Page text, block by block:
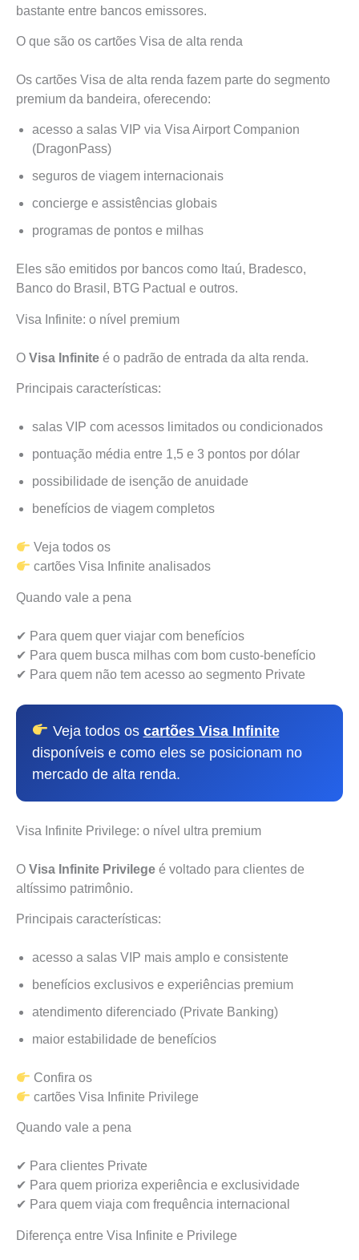
bastante entre bancos emissores.
O que são os cartões Visa de alta renda
Os cartões Visa de alta renda fazem parte do segmento
premium da bandeira, oferecendo:
acesso a salas VIP via Visa Airport Companion
(DragonPass)
seguros de viagem internacionais
concierge e assistências globais
programas de pontos e milhas
Eles são emitidos por bancos como Itaú, Bradesco,
Banco do Brasil, BTG Pactual e outros.
Visa Infinite: o nível premium
O Visa Infinite é o padrão de entrada da alta renda.
Principais características:
salas VIP com acessos limitados ou condicionados
pontuação média entre 1,5 e 3 pontos por dólar
possibilidade de isenção de anuidade
benefícios de viagem completos
Veja todos os
cartões Visa Infinite analisados
Quando vale a pena
✔ Para quem quer viajar com benefícios
✔ Para quem busca milhas com bom custo-benefício
✔ Para quem não tem acesso ao segmento Private
Veja todos os cartões Visa Infinite
disponíveis e como eles se posicionam no
mercado de alta renda.
Visa Infinite Privilege: o nível ultra premium
O Visa Infinite Privilege é voltado para clientes de
altíssimo patrimônio.
Principais características:
acesso a salas VIP mais amplo e consistente
benefícios exclusivos e experiências premium
atendimento diferenciado (Private Banking)
maior estabilidade de benefícios
Confira os
cartões Visa Infinite Privilege
Quando vale a pena
✔ Para clientes Private
✔ Para quem prioriza experiência e exclusividade
✔ Para quem viaja com frequência internacional
Diferença entre Visa Infinite e Privilege